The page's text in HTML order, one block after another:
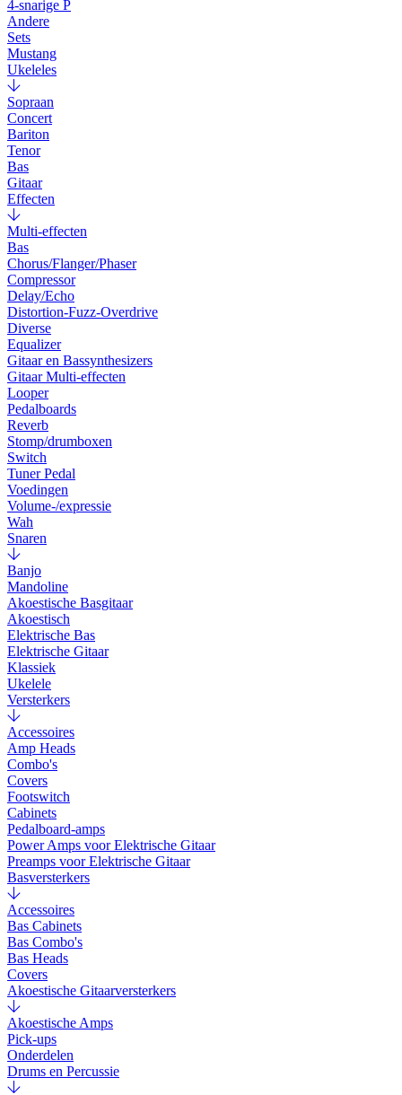
4-snarige P
Andere
Sets
Mustang
Ukeleles
Sopraan
Concert
Bariton
Tenor
Bas
Gitaar
Effecten
Multi-effecten
Bas
Chorus/Flanger/Phaser
Compressor
Delay/Echo
Distortion-Fuzz-Overdrive
Diverse
Equalizer
Gitaar en Bassynthesizers
Gitaar Multi-effecten
Looper
Pedalboards
Reverb
Stomp/drumboxen
Switch
Tuner Pedal
Voedingen
Volume-/expressie
Wah
Snaren
Banjo
Mandoline
Akoestische Basgitaar
Akoestisch
Elektrische Bas
Elektrische Gitaar
Klassiek
Ukelele
Versterkers
Accessoires
Amp Heads
Combo's
Covers
Footswitch
Cabinets
Pedalboard-amps
Power Amps voor Elektrische Gitaar
Preamps voor Elektrische Gitaar
Basversterkers
Accessoires
Bas Cabinets
Bas Combo's
Bas Heads
Covers
Akoestische Gitaarversterkers
Akoestische Amps
Pick-ups
Onderdelen
Drums en Percussie